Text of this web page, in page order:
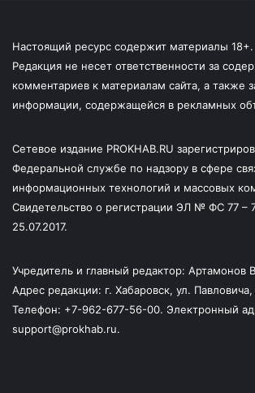
Настоящий ресурс содержит материалы 18+.
Редакция не несет ответственности за
комментариев к материалам сайта, а также
информации, содержащейся в рекламных
Сетевое издание PROKHAB.RU
Федеральной службе по надзору в сфере
информационных технологий и массовых
Свидетельство о регистрации ЭЛ № ФС 77 –
25.07.2017.
Учредитель и главный редактор: Артамонов
Адрес редакции: г. Хабаровск, ул.
Телефон: +7-962-677-56-00. Электронный
support@prokhab.ru.